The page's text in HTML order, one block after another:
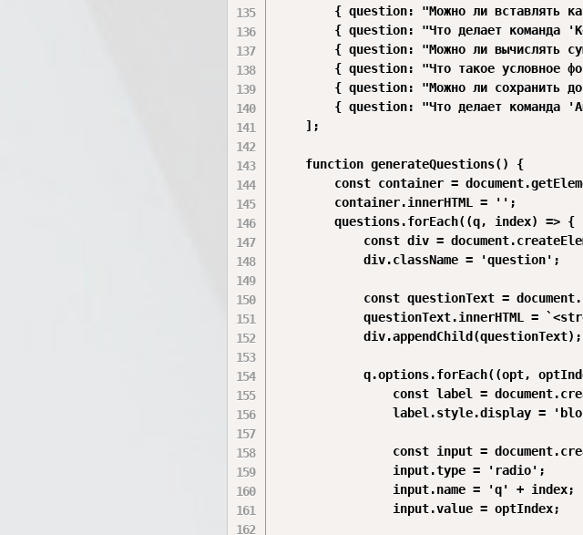
{ question: "Можно ли вставлять
{ question: "Что делает команда
{ question: "Можно ли вычислять
{ question: "Что такое условное
{ question: "Можно ли сохранить
{ question: "Что делает команда
    ];
    function generateQuestions() {
const container =
        container.innerHTML = '';
        questions.forEach((q, index) => {
const div =
            div.className = 'question';
const questionText =
questionText.innerHTML =
            div.appendChild(questionText);
q.options.forEach((opt,
const label =
label.style.display =
const input =
                input.type = 'radio';
                input.name = 'q' + index;
                input.value = optIndex;